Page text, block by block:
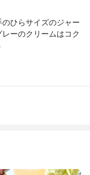
ひらサイズのジャー
ーのクリームはコク